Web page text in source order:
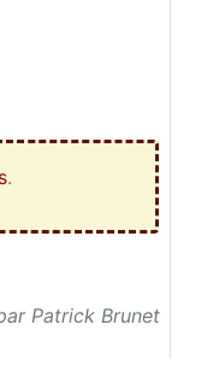
.
Patrick Brunet